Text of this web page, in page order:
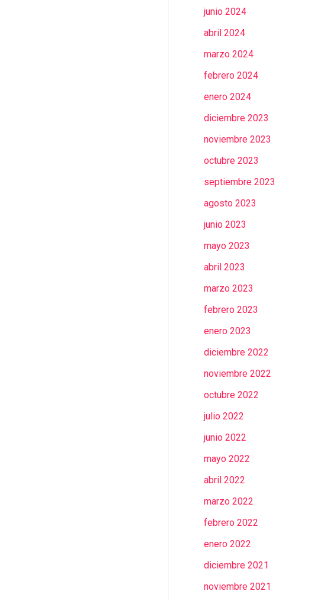
junio 2024
abril 2024
marzo 2024
febrero 2024
enero 2024
diciembre 2023
noviembre 2023
octubre 2023
septiembre 2023
agosto 2023
junio 2023
mayo 2023
abril 2023
marzo 2023
febrero 2023
enero 2023
diciembre 2022
noviembre 2022
octubre 2022
julio 2022
junio 2022
mayo 2022
abril 2022
marzo 2022
febrero 2022
enero 2022
diciembre 2021
noviembre 2021